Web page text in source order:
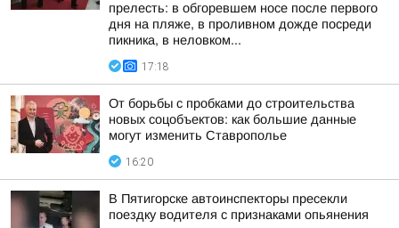
прелесть: в обгоревшем носе после первого
дня на пляже, в проливном дожде посреди
пикника, в неловком...
17:18
От борьбы с пробками до строительства
новых соцобъектов: как большие данные
могут изменить Ставрополье
16:20
В Пятигорске автоинспекторы пресекли
поездку водителя с признаками опьянения